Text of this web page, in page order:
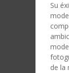
Su
de la